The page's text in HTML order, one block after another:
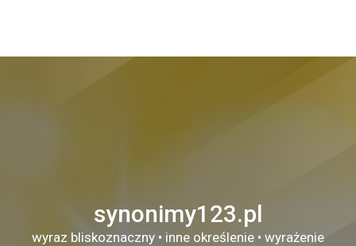
synonimy123.pl
wyraz bliskoznaczny • inne określenie • wyrażenie